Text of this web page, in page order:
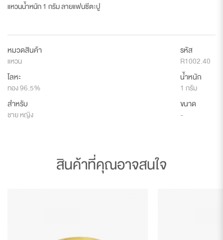
แหวนน้ำหนัก 1 กรัม ลายแฟนซีตะปู
หมวดสินค้า
แหวน
โลหะ
ทอง 96.5%
สำหรับ
ชาย หญิง
รหัส
R1002.40
น้ำหนัก
1 กรัม
ขนาด
-
สินค้าที่คุณอาจสนใจ